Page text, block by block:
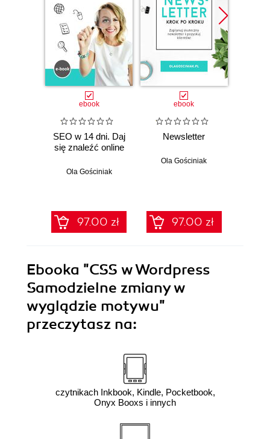
ebook
SEO w 14 dni. Daj
się znaleźć online
Ola Gościniak
97.00 zł
ebook
Newsletter
Ola Gościniak
97.00 zł
Ebooka "CSS w Wordpress
Samodzielne zmiany w
wyglądzie motywu"
przeczytasz na:
czytnikach Inkbook, Kindle, Pocketbook,
Onyx Booxs i innych